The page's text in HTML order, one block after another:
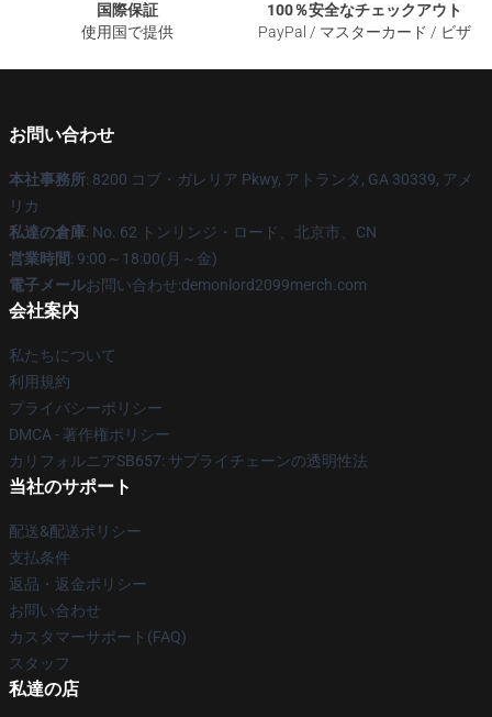
国際保証
使用国で提供
100％安全なチェックアウト
PayPal / マスターカード / ビザ
お問い合わせ
本社事務所: 8200 コブ・ガレリア Pkwy, アトランタ, GA 30339, アメ
リカ
私達の倉庫: No. 62 トンリンジ・ロード、北京市、CN
営業時間: 9:00～18:00(月～金)
電子メールお問い合わせ:demonlord2099merch.com
会社案内
私たちについて
利用規約
プライバシーポリシー
DMCA - 著作権ポリシー
カリフォルニアSB657: サプライチェーンの透明性法
当社のサポート
配送&配送ポリシー
支払条件
返品・返金ポリシー
お問い合わせ
カスタマーサポート(FAQ)
スタッフ
私達の店